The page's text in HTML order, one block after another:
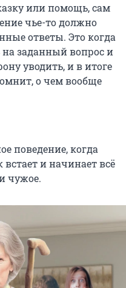
или помощь, сам
чье-то должно
ответы. Это когда
на заданный вопрос и
уводить, и в итоге
о чем вообще
поведение, когда
и начинает всё
чужое.